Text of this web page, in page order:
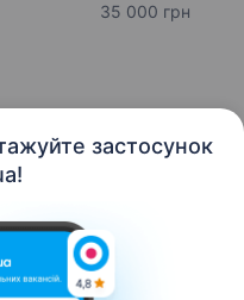
застосунок
35 000 грн